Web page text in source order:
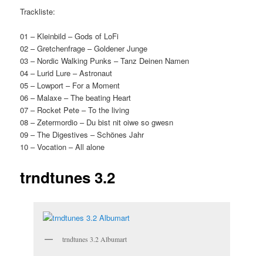
Trackliste:
01 – Kleinbild – Gods of LoFi
02 – Gretchenfrage – Goldener Junge
03 – Nordic Walking Punks – Tanz Deinen Namen
04 – Lurid Lure – Astronaut
05 – Lowport – For a Moment
06 – Malaxe – The beating Heart
07 – Rocket Pete – To the living
08 – Zetermordio – Du bist nit oiwe so gwesn
09 – The Digestives – Schönes Jahr
10 – Vocation – All alone
trndtunes 3.2
trndtunes 3.2 Albumart